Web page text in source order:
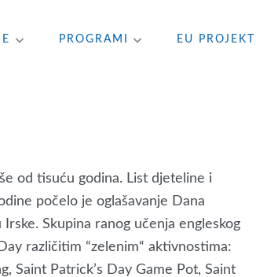
PROGRAMI EU PROJEKTI
od tisuću godina. List djeteline i
počelo je oglašavanje Dana
Skupina ranog učenja engleskog
različitim “zelenim“ aktivnostima:
Saint Patrick’s Day Game Pot, Saint